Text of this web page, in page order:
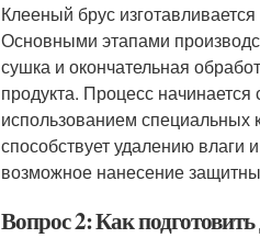
Клееный брус
Основными этапами
сушка и окончательная
продукта. Процесс
использованием специальных
способствует удалению
возможное нанесение
Вопрос 2: Как подготовить